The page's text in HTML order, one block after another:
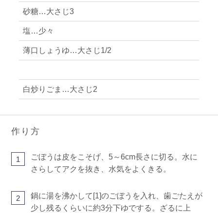
砂糖…大さじ3
塩…少々
薄口しょうゆ…大さじ1/2
白炒りごま…大さじ2
作り方
1
ごぼうは皮をこそげ、5～6cm長さに切る。水に
さらしてアクを抜き、水気をよくきる。
2
鍋に湯を沸かして[1]のごぼうを入れ、歯ごたえが
少し残るくらいに約3分下ゆでする。ざるに上